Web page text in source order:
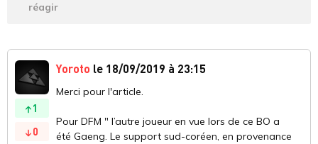
réagir
1
0
Yoroto le 18/09/2019 à 23:15
Merci pour l'article.
Pour DFM " l’autre joueur en vue lors de ce BO a
été Gaeng. Le support sud-coréen, en provenance